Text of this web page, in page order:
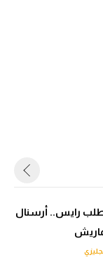
رايس.. أرسنال